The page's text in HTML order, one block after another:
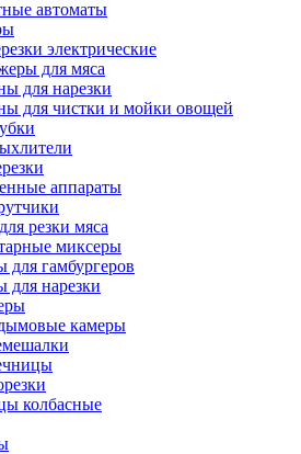
автоматы
электрические
для мяса
для нарезки
для чистки и мойки овощей
аппараты
резки мяса
миксеры
для гамбургеров
для нарезки
камеры
колбасные